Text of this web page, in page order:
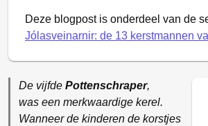
Deze blogpost is onderdeel van de
Jólasveinarnir: de 13 kerstmannen
De vijfde Pottenschraper,
was een merkwaardige kerel.
Wanneer de kinderen de korstjes